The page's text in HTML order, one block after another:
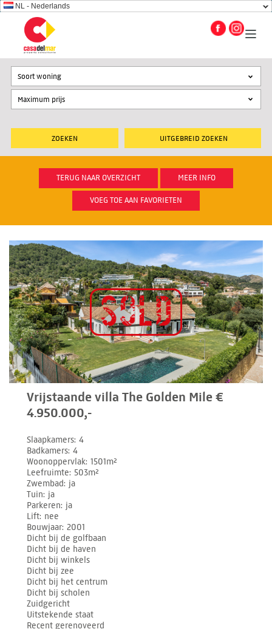
NL - Nederlands
UITGEBREID ZOEKEN
Soort woning
TERUG NAAR OVERZICHT MEER INFO
VOEG TOE AAN FAVORIETEN
Vrijstaande villa The Golden Mile €
4.950.000,-
Slaapkamers 4
Badkamers 4
Woonoppervlak 1501m²
Leefruimte 503m²
Zwembad ja
Tuin ja
Parkeren ja
Lift nee
Bouwjaar 2001
Dicht bij de golfbaan
Dicht bij de haven
Dicht bij winkels
Dicht bij zee
Dicht bij het centrum
Dicht bij scholen
Zuidgericht
Uitstekende staat
Recent gerenoveerd